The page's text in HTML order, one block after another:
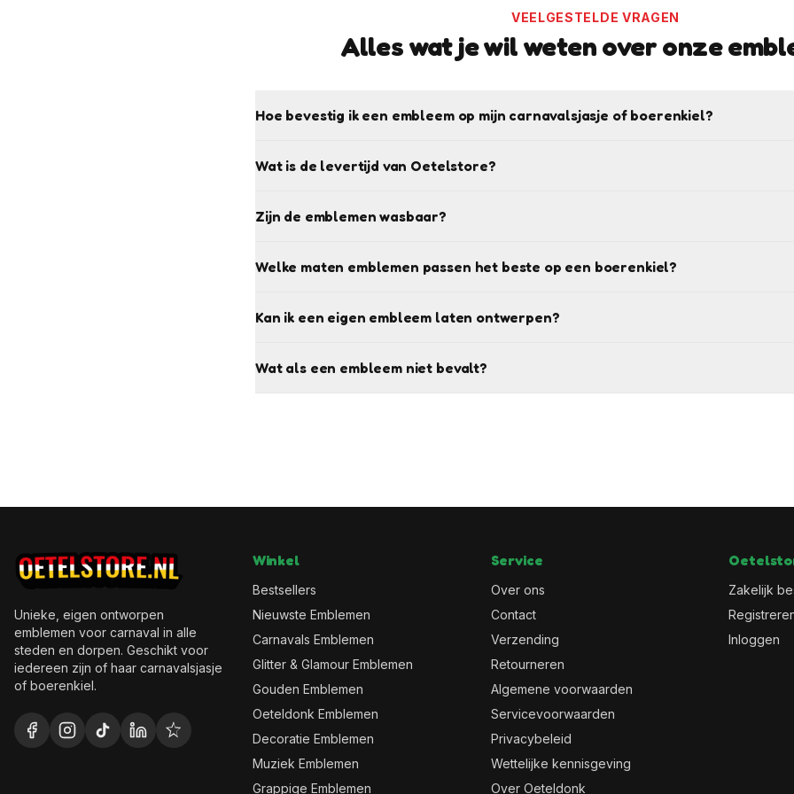
VEELGESTELDE VRAGEN
Alles wat je wil weten over onze
Hoe bevestig ik een embleem op mijn carnavalsjasje of boerenkiel?
Wat is de levertijd van Oetelstore?
Zijn de emblemen wasbaar?
Welke maten emblemen passen het beste op een boerenkiel?
Kan ik een eigen embleem laten ontwerpen?
Wat als een embleem niet bevalt?
Unieke, eigen ontworpen
emblemen voor carnaval in alle
steden en dorpen. Geschikt voor
iedereen zijn of haar carnavalsjasje
of boerenkiel.
Winkel
Bestsellers
Nieuwste Emblemen
Carnavals Emblemen
Glitter & Glamour Emblemen
Gouden Emblemen
Oeteldonk Emblemen
Decoratie Emblemen
Muziek Emblemen
Grappige Emblemen
Service
Over ons
Contact
Verzending
Retourneren
Algemene voorwaarden
Servicevoorwaarden
Privacybeleid
Wettelijke kennisgeving
Over Oeteldonk
Zakelijk
Inloggen